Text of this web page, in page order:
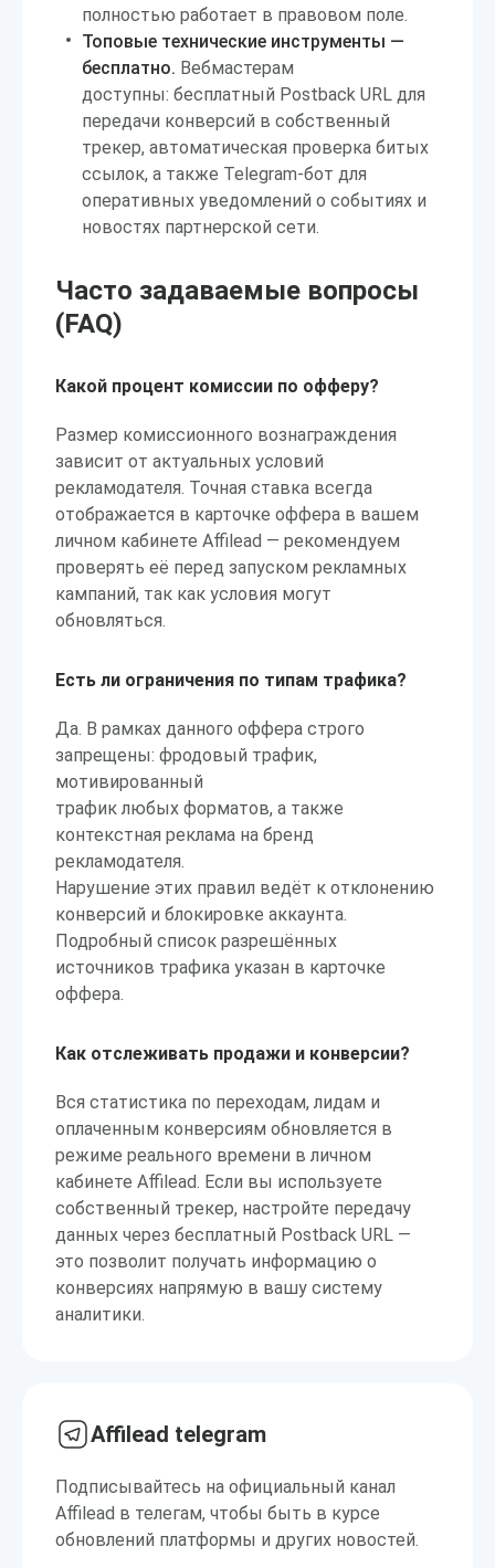
полностью работает в правовом поле.
Топовые технические инструменты —
бесплатно. Вебмастерам
доступны: бесплатный Postback URL для
передачи конверсий в собственный
трекер, автоматическая проверка битых
ссылок, а также Telegram-бот для
оперативных уведомлений о событиях и
новостях партнерской сети.
Часто задаваемые вопросы
(FAQ)
Какой процент комиссии по офферу?
Размер комиссионного вознаграждения
зависит от актуальных условий
рекламодателя. Точная ставка всегда
отображается в карточке оффера в вашем
личном кабинете Affilead — рекомендуем
проверять её перед запуском рекламных
кампаний, так как условия могут
обновляться.
Есть ли ограничения по типам трафика?
Да. В рамках данного оффера строго
запрещены: фродовый трафик,
мотивированный
трафик любых форматов, а также
контекстная реклама на бренд
рекламодателя.
Нарушение этих правил ведёт к отклонению
конверсий и блокировке аккаунта.
Подробный список разрешённых
источников трафика указан в карточке
оффера.
Как отслеживать продажи и конверсии?
Вся статистика по переходам, лидам и
оплаченным конверсиям обновляется в
режиме реального времени в личном
кабинете Affilead. Если вы используете
собственный трекер, настройте передачу
данных через бесплатный Postback URL —
это позволит получать информацию о
конверсиях напрямую в вашу систему
аналитики.
Affilead telegram
Подписывайтесь на официальный канал
Affilead в телегам, чтобы быть в курсе
обновлений платформы и других новостей.